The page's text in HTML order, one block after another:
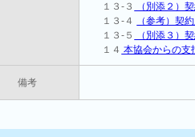
１３-３
（別添２）
１３-４
（参考）契
１３-５
（別添３）
１４ 本協会からの支
備考